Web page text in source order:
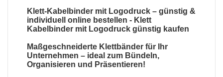
Klett-Kabelbinder mit Logodruck – günstig &
individuell online bestellen - Klett
Kabelbinder mit Logodruck günstig kaufen
Maßgeschneiderte Klettbänder für Ihr
Unternehmen – ideal zum Bündeln,
Organisieren und Präsentieren!